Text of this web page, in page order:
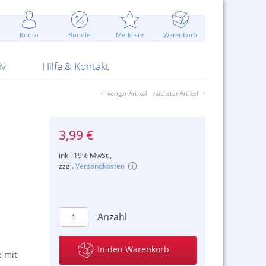
Konto Bundle Merkliste Warenkorb
Attrappen Blitzschnell...
Sommerpreise u.v.m.
ARS Pirotecnia
Hilfe & Kontakt
Kontaktformular
AGB
voriger Artikel nächster Artikel
mit
3,99 €
inkl. 19% MwSt.,
zzgl.Versandkosten
Anzahl
In den Warenkorb